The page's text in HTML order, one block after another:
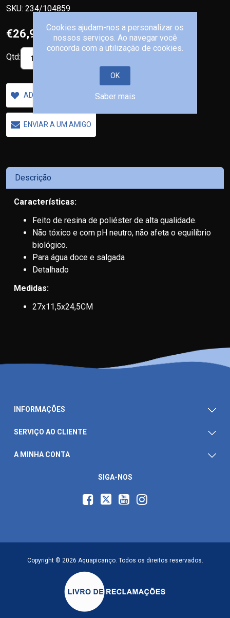
SKU: 234/104859
€26,90
Qtd:
ADICIONAR A LISTA DE DESEJOS
ENVIAR A UM AMIGO
Descrição
Características:
Feito de resina de poliéster de alta qualidade.
Não tóxico e com pH neutro, não afeta o equilíbrio
biológico.
Para água doce e salgada
Detalhado
Medidas:
27x11,5x24,5CM
INFORMAÇÕES
SERVIÇO AO CLIENTE
A MINHA CONTA
SIGA-NOS
Copyright © 2026 Aquapicanço. Todos os direitos reservados.
Cookies ajudam-nos a personalizar os
nossos serviços. Ao navegar você
concorda com a utilização de cookies.
OK
Saber mais